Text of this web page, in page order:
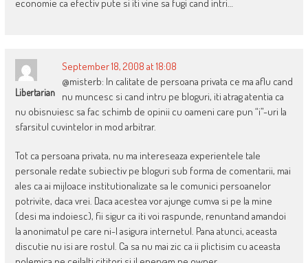
economie ca efectiv pute si iti vine sa fugi cand intri…
Libertarian
September 18, 2008 at 18:08
@misterb: In calitate de persoana privata ce ma aflu cand
nu muncesc si cand intru pe bloguri, iti atrag atentia ca
nu obisnuiesc sa fac schimb de opinii cu oameni care pun “i”-uri la
sfarsitul cuvintelor in mod arbitrar.
Tot ca persoana privata, nu ma intereseaza experientele tale
personale redate subiectiv pe bloguri sub forma de comentarii, mai
ales ca ai mijloace institutionalizate sa le comunici persoanelor
potrivite, daca vrei. Daca acestea vor ajunge cumva si pe la mine
(desi ma indoiesc), fii sigur ca iti voi raspunde, renuntand amandoi
la anonimatul pe care ni-l asigura internetul. Pana atunci, aceasta
discutie nu isi are rostul. Ca sa nu mai zic ca ii plictisim cu aceasta